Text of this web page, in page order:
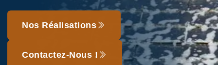
Nos Réalisations
Contactez-Nous !